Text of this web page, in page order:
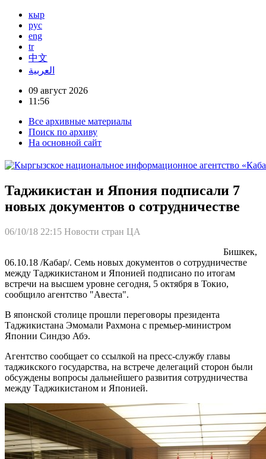
кыр
рус
eng
tr
中文
العربية
09 август 2026
11:56
Все архивные материалы
Поиск по архиву
На основной сайт
Таджикистан и Япония подписали 7
новых документов о сотрудничестве
06/10/18 22:15 Новости стран ЦА
Бишкек,
06.10.18 /Кабар/. Семь новых документов о сотрудничестве
между Таджикистаном и Японией подписано по итогам
встречи на высшем уровне сегодня, 5 октября в Токио,
сообщило агентство "Авеста".
В японской столице прошли переговоры президента
Таджикистана Эмомали Рахмона с премьер-министром
Японии Синдзо Абэ.
Агентство сообщает со ссылкой на пресс-службу главы
таджикского государства, на встрече делегаций сторон были
обсуждены вопросы дальнейшего развития сотрудничества
между Таджикистаном и Японией.